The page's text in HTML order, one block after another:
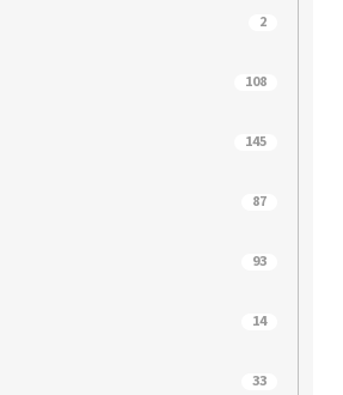
12
1
10
3
31
18
3
2
108
145
87
93
14
33